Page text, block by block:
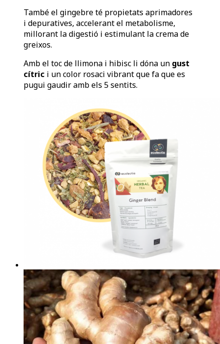
També el gingebre té propietats aprimadores
i depuratives, accelerant el metabolisme,
millorant la digestió i estimulant la crema de
greixos.
Amb el toc de llimona i hibisc li dóna un gust
cítric i un color rosaci vibrant que fa que es
pugui gaudir amb els 5 sentits.